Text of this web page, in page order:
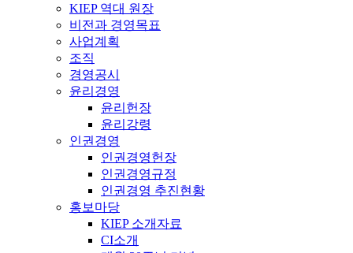
KIEP 역대 원장
비전과 경영목표
사업계획
조직
경영공시
윤리경영
윤리헌장
윤리강령
인권경영
인권경영헌장
인권경영규정
인권경영 추진현황
홍보마당
KIEP 소개자료
CI소개